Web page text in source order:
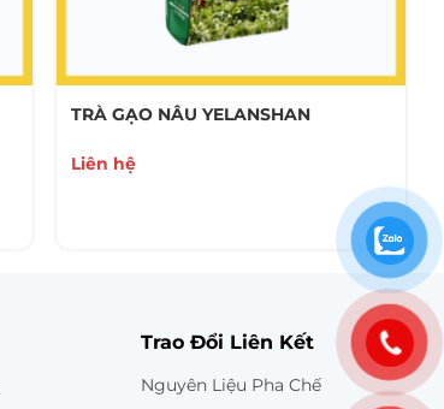
TRÀ GẠO NÂU YELANSHAN
Liên hệ
Trao Đổi Liên Kết
Nguyên Liệu Pha Chế